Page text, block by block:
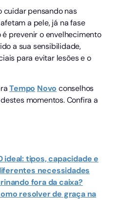
cuidar pensando nas
a pele, já na fase
prevenir o envelhecimento
a sua sensibilidade,
para evitar lesões e o
Tempo Novo conselhos
momentos. Confira a
ideal: tipos, capacidade e
necessidades
fora da caixa?
resolver de graça na